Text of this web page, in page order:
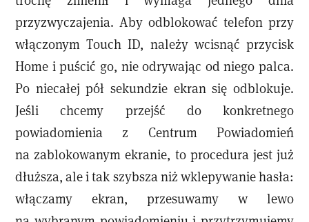
przyzwyczajenia. Aby odblokować telefon przy
włączonym Touch ID, należy wcisnąć przycisk
Home i puścić go, nie odrywając od niego palca.
Po niecałej pół sekundzie ekran się odblokuje.
Jeśli chcemy przejść do konkretnego
powiadomienia z Centrum Powiadomień
na zablokowanym ekranie, to procedura jest już
dłuższa, ale i tak szybsza niż wklepywanie hasła:
włączamy ekran, przesuwamy w lewo